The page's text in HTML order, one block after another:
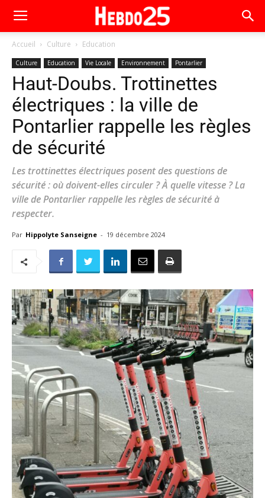
Accueil Culture Education
Culture Education Vie Locale Environnement Pontarlier
Haut-Doubs. Trottinettes
électriques : la ville de
Pontarlier rappelle les règles
de sécurité
Les trottinettes électriques posent des questions de
sécurité : où doivent-elles circuler ? À quelle vitesse ? La
ville de Pontarlier rappelle les règles de sécurité à
respecter.
Par Hippolyte Sanseigne - 19 décembre 2024